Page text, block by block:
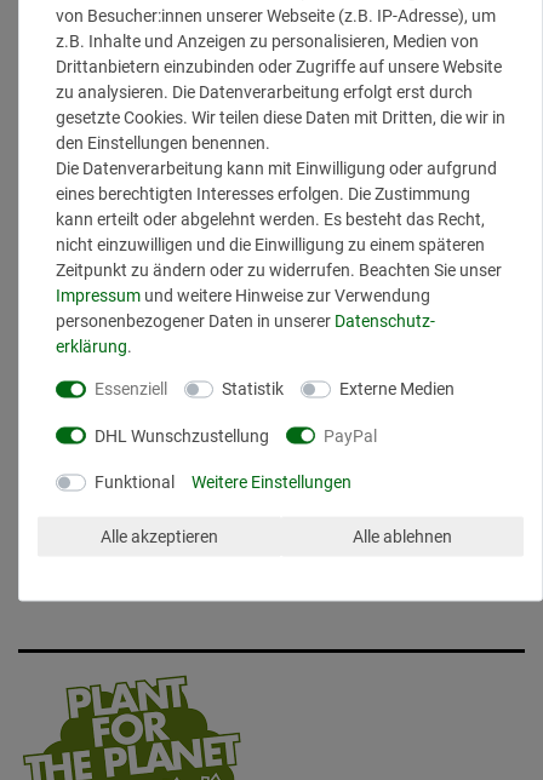
Sanfte und schonende Reinigung mit:
Hyaluron
Betaine
Panthenol
Coco Tenside
Vegan
INHALT: 180 ml
von Besucher:innen unserer Webseite (z.B. IP-Adresse), um
z.B. Inhalte und Anzeigen zu personalisieren, Medien von
Drittanbietern einzubinden oder Zugriffe auf unsere Website
zu analysieren. Die Datenverarbeitung erfolgt erst durch
gesetzte Cookies. Wir teilen diese Daten mit Dritten, die wir in
den Einstellungen benennen.
Die Datenverarbeitung kann mit Einwilligung oder aufgrund
eines berechtigten Interesses erfolgen. Die Zustimmung
kann erteilt oder abgelehnt werden. Es besteht das Recht,
nicht einzuwilligen und die Einwilligung zu einem späteren
Zeitpunkt zu ändern oder zu widerrufen. Beachten Sie unser
Impressum und weitere Hinweise zur Verwendung
personenbezogener Daten in unserer Daten­schutz­
erklärung.
Essenziell Statistik Externe Medien
DHL Wunschzustellung PayPal
Funktional Weitere Einstellungen
Alle akzeptieren Alle ablehnen